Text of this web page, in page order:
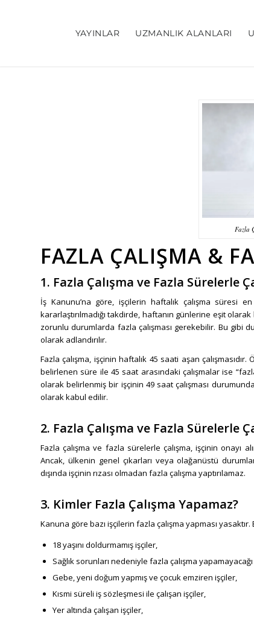
YAYINLAR UZMANLIK ALANLARI
Fazla
FAZLA ÇALIŞMA &
1. Fazla Çalışma ve Fazla Sürelerle
İş Kanunu’na göre, işçilerin haftalık çalışma süresi
kararlaştırılmadığı takdirde, haftanın günlerine eşit
zorunlu durumlarda fazla çalışması gerekebilir. Bu gibi
olarak adlandırılır.
Fazla çalışma, işçinin haftalık 45 saati aşan
belirlenen süre ile 45 saat arasındaki çalışmalar ise
olarak belirlenmiş bir işçinin 49 saat çalışması
olarak kabul edilir.
2. Fazla Çalışma ve Fazla Sürelerle
Fazla çalışma ve fazla sürelerle çalışma, işçinin onayı
Ancak, ülkenin genel çıkarları veya olağanüstü
dışında işçinin rızası olmadan fazla çalışma yaptırılamaz.
3. Kimler Fazla Çalışma Yapamaz?
Kanuna göre bazı işçilerin fazla çalışma yapması
18 yaşını doldurmamış işçiler,
Sağlık sorunları nedeniyle fazla çalışma
Gebe, yeni doğum yapmış ve çocuk emziren işçiler,
Kısmi süreli iş sözleşmesi ile çalışan işçiler,
Yer altında çalışan işçiler,